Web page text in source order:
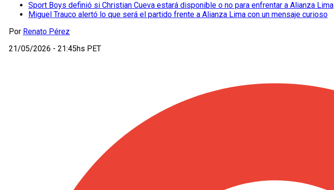
Sport Boys definió si Christian Cueva estará disponible o no para enfrentar a Alianza Lima
Miguel Trauco alertó lo que será el partido frente a Alianza Lima con un mensaje curioso
Por Renato Pérez
21/05/2026 - 21:45hs PET